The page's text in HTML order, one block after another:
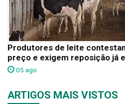
Produtores de leite
preço e exigem reposição já
05 ago
ARTIGOS MAIS VISTOS